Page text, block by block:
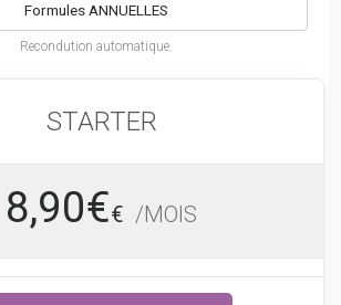
Formules ANNUELLES
Recondution automatique.
STARTER
8,90€€ /MOIS